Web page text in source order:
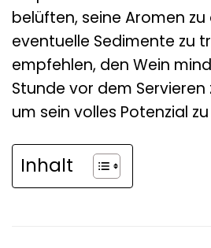
belüften, seine Aromen
eventuelle Sedimente zu
empfehlen, den Wein
Stunde vor dem Servieren
um sein volles Potenzial
Inhalt